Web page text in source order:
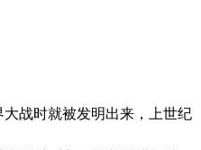
战时就被发明出来，上世纪